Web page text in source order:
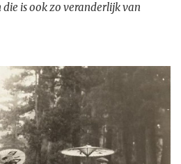
die is ook zo veranderlijk van